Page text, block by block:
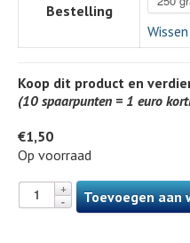
Bestelling
Wissen
Koop dit product en
(10 spaarpunten = 1 euro
€1,50
Op voorraad
Toevoegen aan